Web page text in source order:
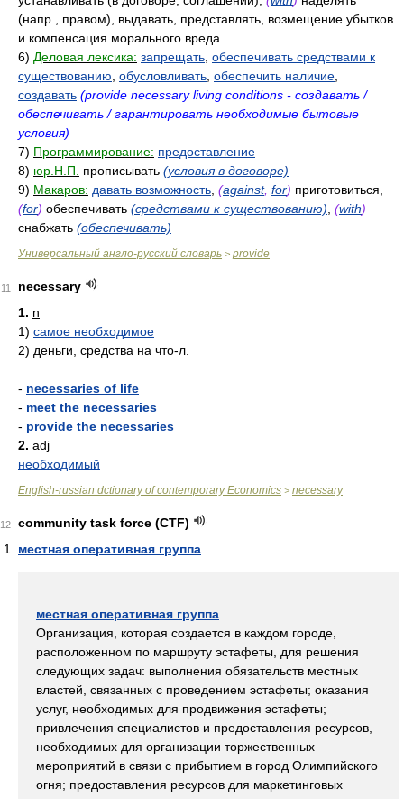
(напр., правом), выдавать, представлять, возмещение убытков
и компенсация морального вреда
6) Деловая лексика: запрещать обеспечивать средствами к
существованию обусловливать обеспечить наличие
создавать (provide necessary living conditions - создавать /
обеспечивать / гарантировать необходимые бытовые
условия)
7) Программирование: предоставление
8) юр.Н.П. прописывать (условия в договоре)
9) Макаров: давать возможность (against, for) приготовиться,
(for) обеспечивать (средствами к существованию) (with)
снабжать (обеспечивать)
Универсальный англо-русский словарь > provide
11
necessary
1. n
1) самое необходимое
2) деньги, средства на что-л.
- necessaries of life
- meet the necessaries
- provide the necessaries
2. adj
необходимый
English-russian dctionary of contemporary Economics > necessary
12
community task force (CTF)
местная оперативная группа
местная оперативная группа
Организация, которая создается в каждом городе,
расположенном по маршруту эстафеты, для решения
следующих задач: выполнения обязательств местных
властей, связанных с проведением эстафеты; оказания
услуг, необходимых для продвижения эстафеты;
привлечения специалистов и предоставления ресурсов,
необходимых для организации торжественных
мероприятий в связи с прибытием в город Олимпийского
огня; предоставления ресурсов для маркетинговых